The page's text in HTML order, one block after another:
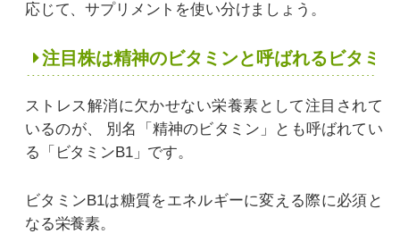
応じて、サプリメントを使い分けましょう。
注目株は精神のビタミンと呼ばれるビタミ
ストレス解消に欠かせない栄養素として注目されて
いるのが、
別名「精神のビタミン」とも呼ばれてい
る「ビタミンB1」です。
ビタミンB1は糖質をエネルギーに変える際に必須と
なる栄養素。